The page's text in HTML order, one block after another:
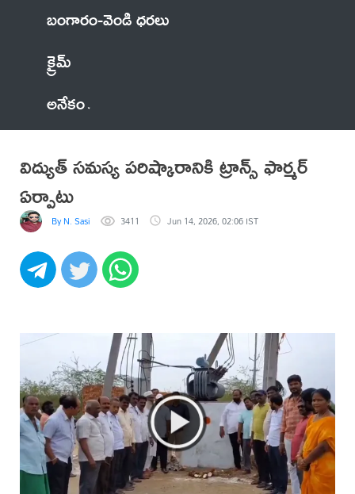
బంగారం-వెండి ధరలు
క్రైమ్
అనేకం
విద్యుత్ సమస్య పరిష్కారానికి ట్రాన్స్ ఫార్మర్
ఏర్పాటు
By N. Sasi 3411 Jun 14, 2026, 02:06 IST